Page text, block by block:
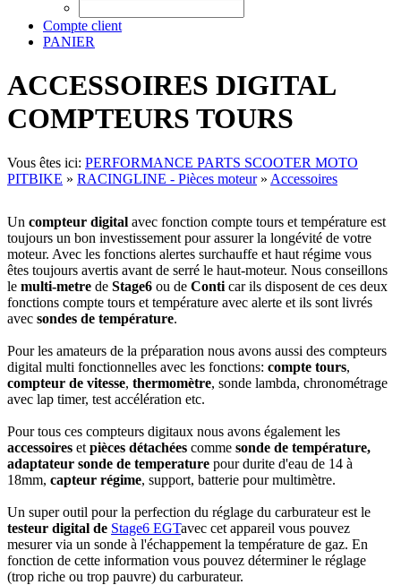
Compte client
PANIER
ACCESSOIRES DIGITAL
COMPTEURS TOURS
Vous êtes ici: PERFORMANCE PARTS SCOOTER MOTO
PITBIKE » RACINGLINE - Pièces moteur» Accessoires
Un compteur digital avec fonction compte tours et température est
toujours un bon investissement pour assurer la longévité de votre
moteur. Avec les fonctions alertes surchauffe et haut régime vous
êtes toujours avertis avant de serré le haut-moteur. Nous conseillons
le multi-metre de Stage6 ou de Conti car ils disposent de ces deux
fonctions compte tours et température avec alerte et ils sont livrés
avec sondes de température.
Pour les amateurs de la préparation nous avons aussi des compteurs
digital multi fonctionnelles avec les fonctions: compte tours,
compteur de vitesse, thermomètre, sonde lambda, chronométrage
avec lap timer, test accélération etc.
Pour tous ces compteurs digitaux nous avons également les
accessoires et pièces détachées comme sonde de température,
adaptateur sonde de temperature pour durite d'eau de 14 à
18mm, capteur régime, support, batterie pour multimètre.
Un super outil pour la perfection du réglage du carburateur est le
testeur digital de Stage6 EGTavec cet appareil vous pouvez
mesurer via un sonde à l'échappement la température de gaz. En
fonction de cette information vous pouvez déterminer le réglage
(trop riche ou trop pauvre) du carburateur.